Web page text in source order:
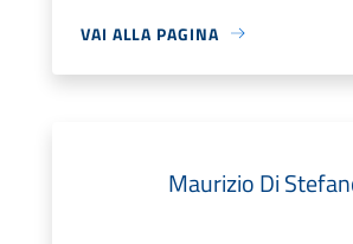
VAI ALLA PAGINA
Maurizio Di